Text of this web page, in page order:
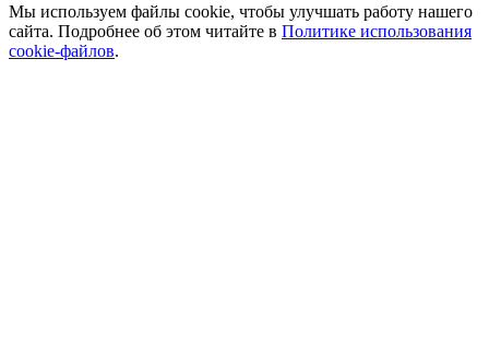
Мы используем файлы cookie, чтобы улучшать работу нашего
сайта. Подробнее об этом читайте в Политике использования
cookie-файлов.